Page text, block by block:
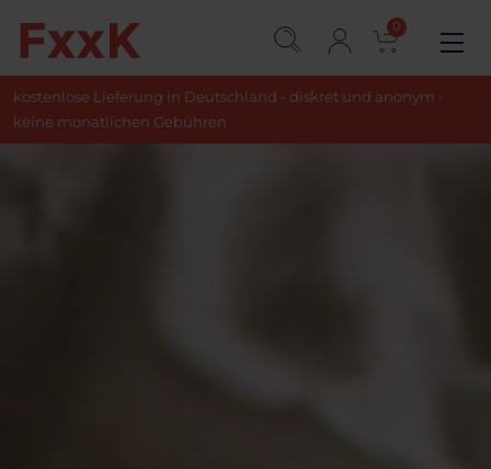
0
kostenlose Lieferung in Deutschland - diskret und anonym -
keine monatlichen Gebühren